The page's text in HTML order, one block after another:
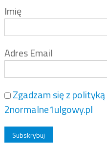
Imię
Adres Email
Zgadzam się z
2normalne1ulgowy.pl